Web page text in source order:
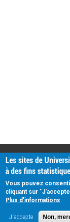
PRATIQUE
Plan d'accès
Intranet
Mentions
Données
Les sites de
à des fins
Vous pouvez
cliquant sur
Plus d'informations
J'accepte Non,